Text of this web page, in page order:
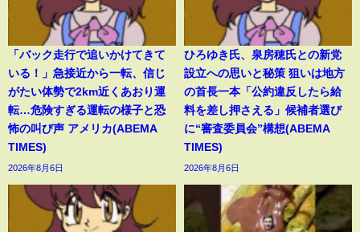
「バック走行で追いかけてきて
いる！」急接近から一転、信じ
がたい体勢で2km近くあおり運
転…危険すぎる運転の様子と恐
怖の叫び声 アメリカ(ABEMA
TIMES)
2026年8月6日
ひろゆき氏、泉房穂氏との新党
設立への思いと秘策 狙いは地方
の首長一本「公約違反したら給
料を差し押さえる」候補者選び
に“審査委員会”構想(ABEMA
TIMES)
2026年8月6日